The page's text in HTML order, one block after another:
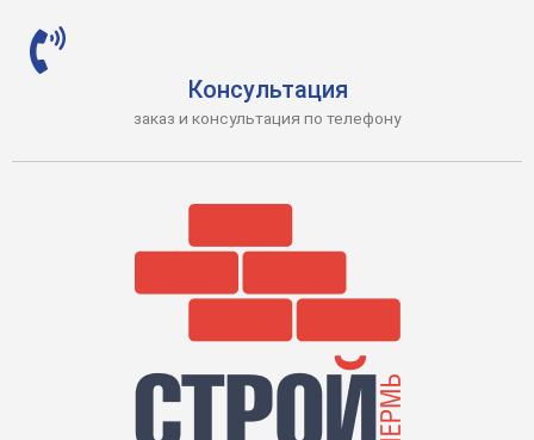
Консультация
заказ и консультация по телефону